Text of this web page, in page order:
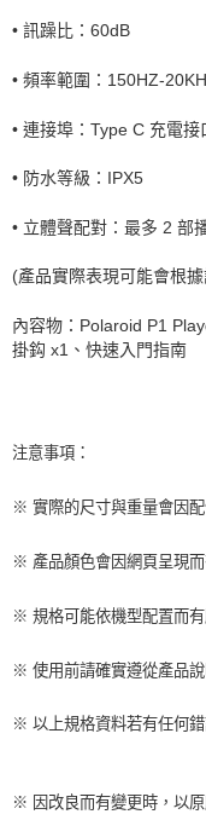
• 訊躁比： 60dB
• 頻率範圍： 150HZ-
• 連接埠： Type C 充電接
• 防水等級： IPX5
• 立體聲配對：最多 2 部
(產品實際表現可能會根
內容物： Polaroid P1
掛鈎 x1 、快速入門指南
注意事項：
※ 實際的尺寸與重量會因
※ 產品顏色會因網頁呈現
※ 規格可能依機型配置而
※ 使用前請確實遵從產品
※ 以上規格資料若有任何
※ 因改良而有變更時，以